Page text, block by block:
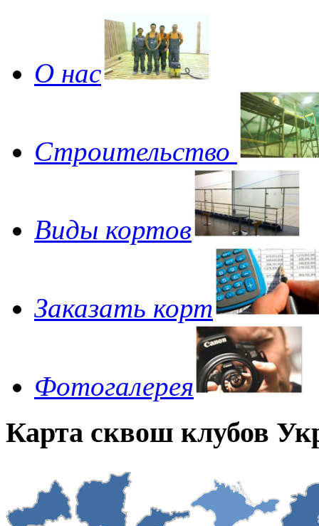
О нас
Строительство
Виды кортов
Заказать корт
Фотогалерея
Карта сквош клубов